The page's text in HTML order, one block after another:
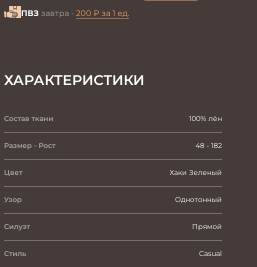
ПВЗ завтра - 200 ₽ за 1 ед.
ХАРАКТЕРИСТИКИ
Состав ткани 100% лён
Размер - Рост 48 - 182
Цвет Хаки Зеленый
Узор Однотонный
Силуэт Прямой
Стиль Casual